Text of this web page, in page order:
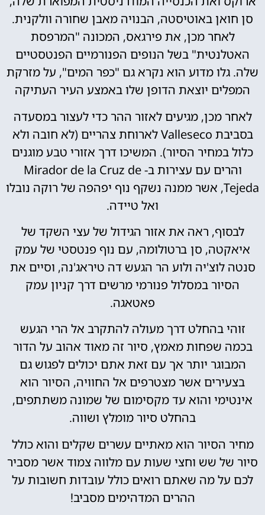
סן חואן באוטיסטה, הבנויה מאבן שחורה וולקנית.
לאחר מכן, את פירגאס, המכונה "המרפסת
האטלנטית" בשל הנופים הפנורמיים הפנטסטיים
שלה. גלו מדוע הוא נקרא גם "כפר המים", על מזרקת
המפלים יוצאת הדופן שלו באמצע העיר העתיקה
לאחר מכן, מגיעים לאזור ההר כדי לעצור במסעדה
בסביבת Valleseco לארוחת צהריים (לא חובה ולא
כלול במחיר הסיור). המשיכו דרך אזורי טבע מוגנים
והרים עם עצירות ב- Mirador de la Cruz de
Tejeda, אשר ממנה נשקף נוף יפהפה של רוקה נובלו
ואל טיידה.
לבסוף, ראה את אזור הגידול של עצי השקד של
איאקטה, סן ברטולומה, עם נוף פנטסטי של עמק
סנטה לוצ'יה ולוע הר הגעש דה טיראג'נה, וסיים את
הסיור במסלול פנורמי מרשים דרך קניון עמק
פאטאגה.
זוהי בהחלט דרך מעולה להתקרב אל הרי הגעש
בכמה שפחות מאמץ, סיור זה מאוד אהוב על הדור
המבוגר יותר אך עם זאת אתם יכולים לפגוש גם
בצעירים אשר מצטרפים אל החוויה, הסיור הוא
אינטימי והוא עד מקסימום של שמונה משתתפים,
בהחלט סיור מומלץ ושווה.
מחיר הסיור הוא מאתיים עשרים שקלים והוא כולל
סיור של שש וחצי שעות עם מלווה צמוד אשר מסביר
לכם על מה שאתם רואים כולל עובדות חשובות על
ההרים המדהימים מסביב!